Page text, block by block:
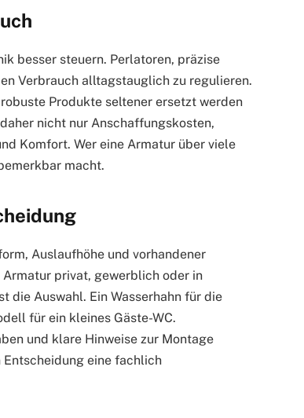
besser steuern. Perlatoren, präzise
Verbrauch alltagstauglich zu regulieren.
Produkte seltener ersetzt werden
nicht nur Anschaffungskosten,
Komfort. Wer eine Armatur über viele
macht.
Auslaufhöhe und vorhandener
privat, gewerblich oder in
Auswahl. Ein Wasserhahn für die
für ein kleines Gäste-WC.
und klare Hinweise zur Montage
eine fachlich